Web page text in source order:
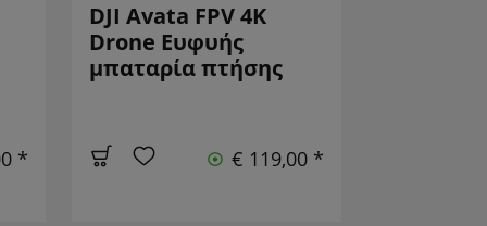
*
DJI Avata FPV 4K
Drone Ευφυής
μπαταρία πτήσης
€ 119,00 *